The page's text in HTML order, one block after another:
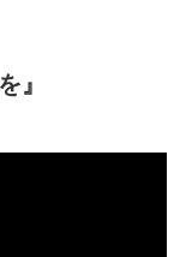
』